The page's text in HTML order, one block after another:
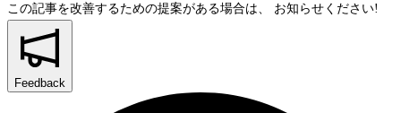
この記事を改善するための提案がある場合は、 お知らせください!
Feedback